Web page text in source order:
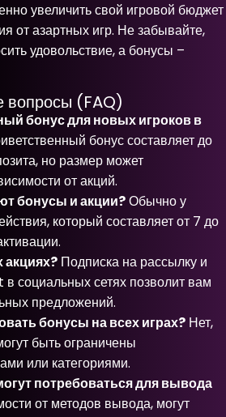
увеличить свой игровой бюджет
от азартных игр. Не забывайте,
удовольствие, а бонусы –
вопросы (FAQ)
бонус для новых игроков в
бонус составляет до
но размер может
от акций.
бонусы и акции?Обычно у
который составляет от 7 до
акциях? Подписка на рассылку и
социальных сетях позволит вам
предложений.
бонусы на всех играх? Нет,
быть ограничены
или категориями.
потребоваться для вывода
от методов вывода, могут